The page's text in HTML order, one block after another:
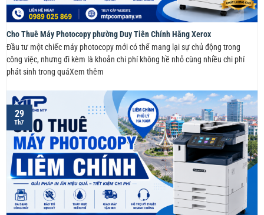
Cho Thuê Máy Photocopy phường Duy Tiên Chính Hãng Xerox
Đầu tư một chiếc máy photocopy mới có thể mang lại sự chủ động trong
công việc, nhưng đi kèm là khoản chi phí không hề nhỏ cùng nhiều chi phí
phát sinh trong quáXem thêm
29
Th7